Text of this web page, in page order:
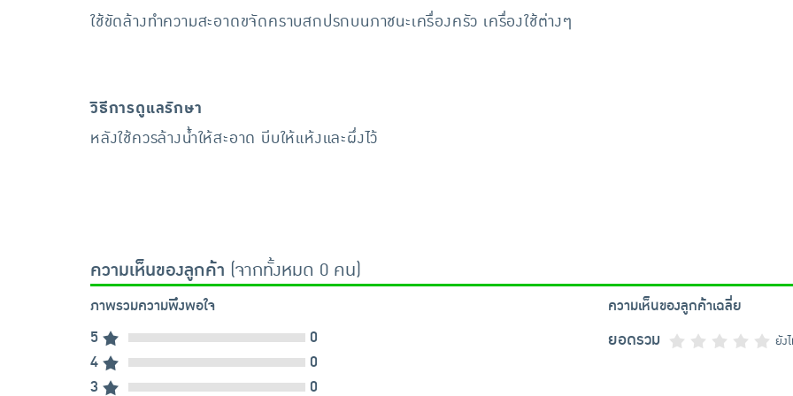
ใช้ขัดล้างทำความสะอาดขจัดคราบสกปรกบนภาชนะเครื่องครัว เครื่องใช้ต่างๆ
วิธีการดูแลรักษา
หลังใช้ควรล้างน้ำให้สะอาด บีบให้แห้งและผึ่งไว้
ความเห็นของลูกค้า (จากทั้งหมด 0 คน)
ภาพรวมความพึงพอใจ
5
0
4
0
3
0
ความเห็นของลูกค้าเฉลี่ย
ยอดรวม ยัง